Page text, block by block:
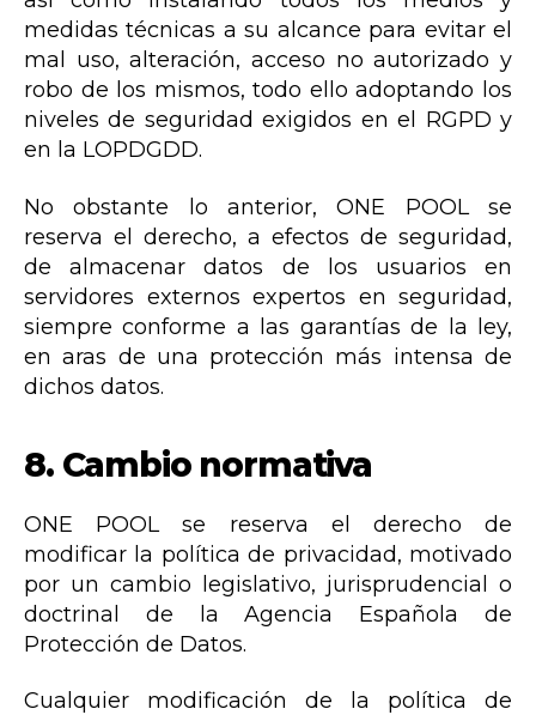
medidas técnicas a su alcance para evitar el
mal uso, alteración, acceso no autorizado y
robo de los mismos, todo ello adoptando los
niveles de seguridad exigidos en el RGPD y
en la LOPDGDD.
No obstante lo anterior, ONE POOL se
reserva el derecho, a efectos de seguridad,
de almacenar datos de los usuarios en
servidores externos expertos en seguridad,
siempre conforme a las garantías de la ley,
en aras de una protección más intensa de
dichos datos.
8. Cambio normativa
ONE POOL se reserva el derecho de
modificar la política de privacidad, motivado
por un cambio legislativo, jurisprudencial o
doctrinal de la Agencia Española de
Protección de Datos.
Cualquier modificación de la política de